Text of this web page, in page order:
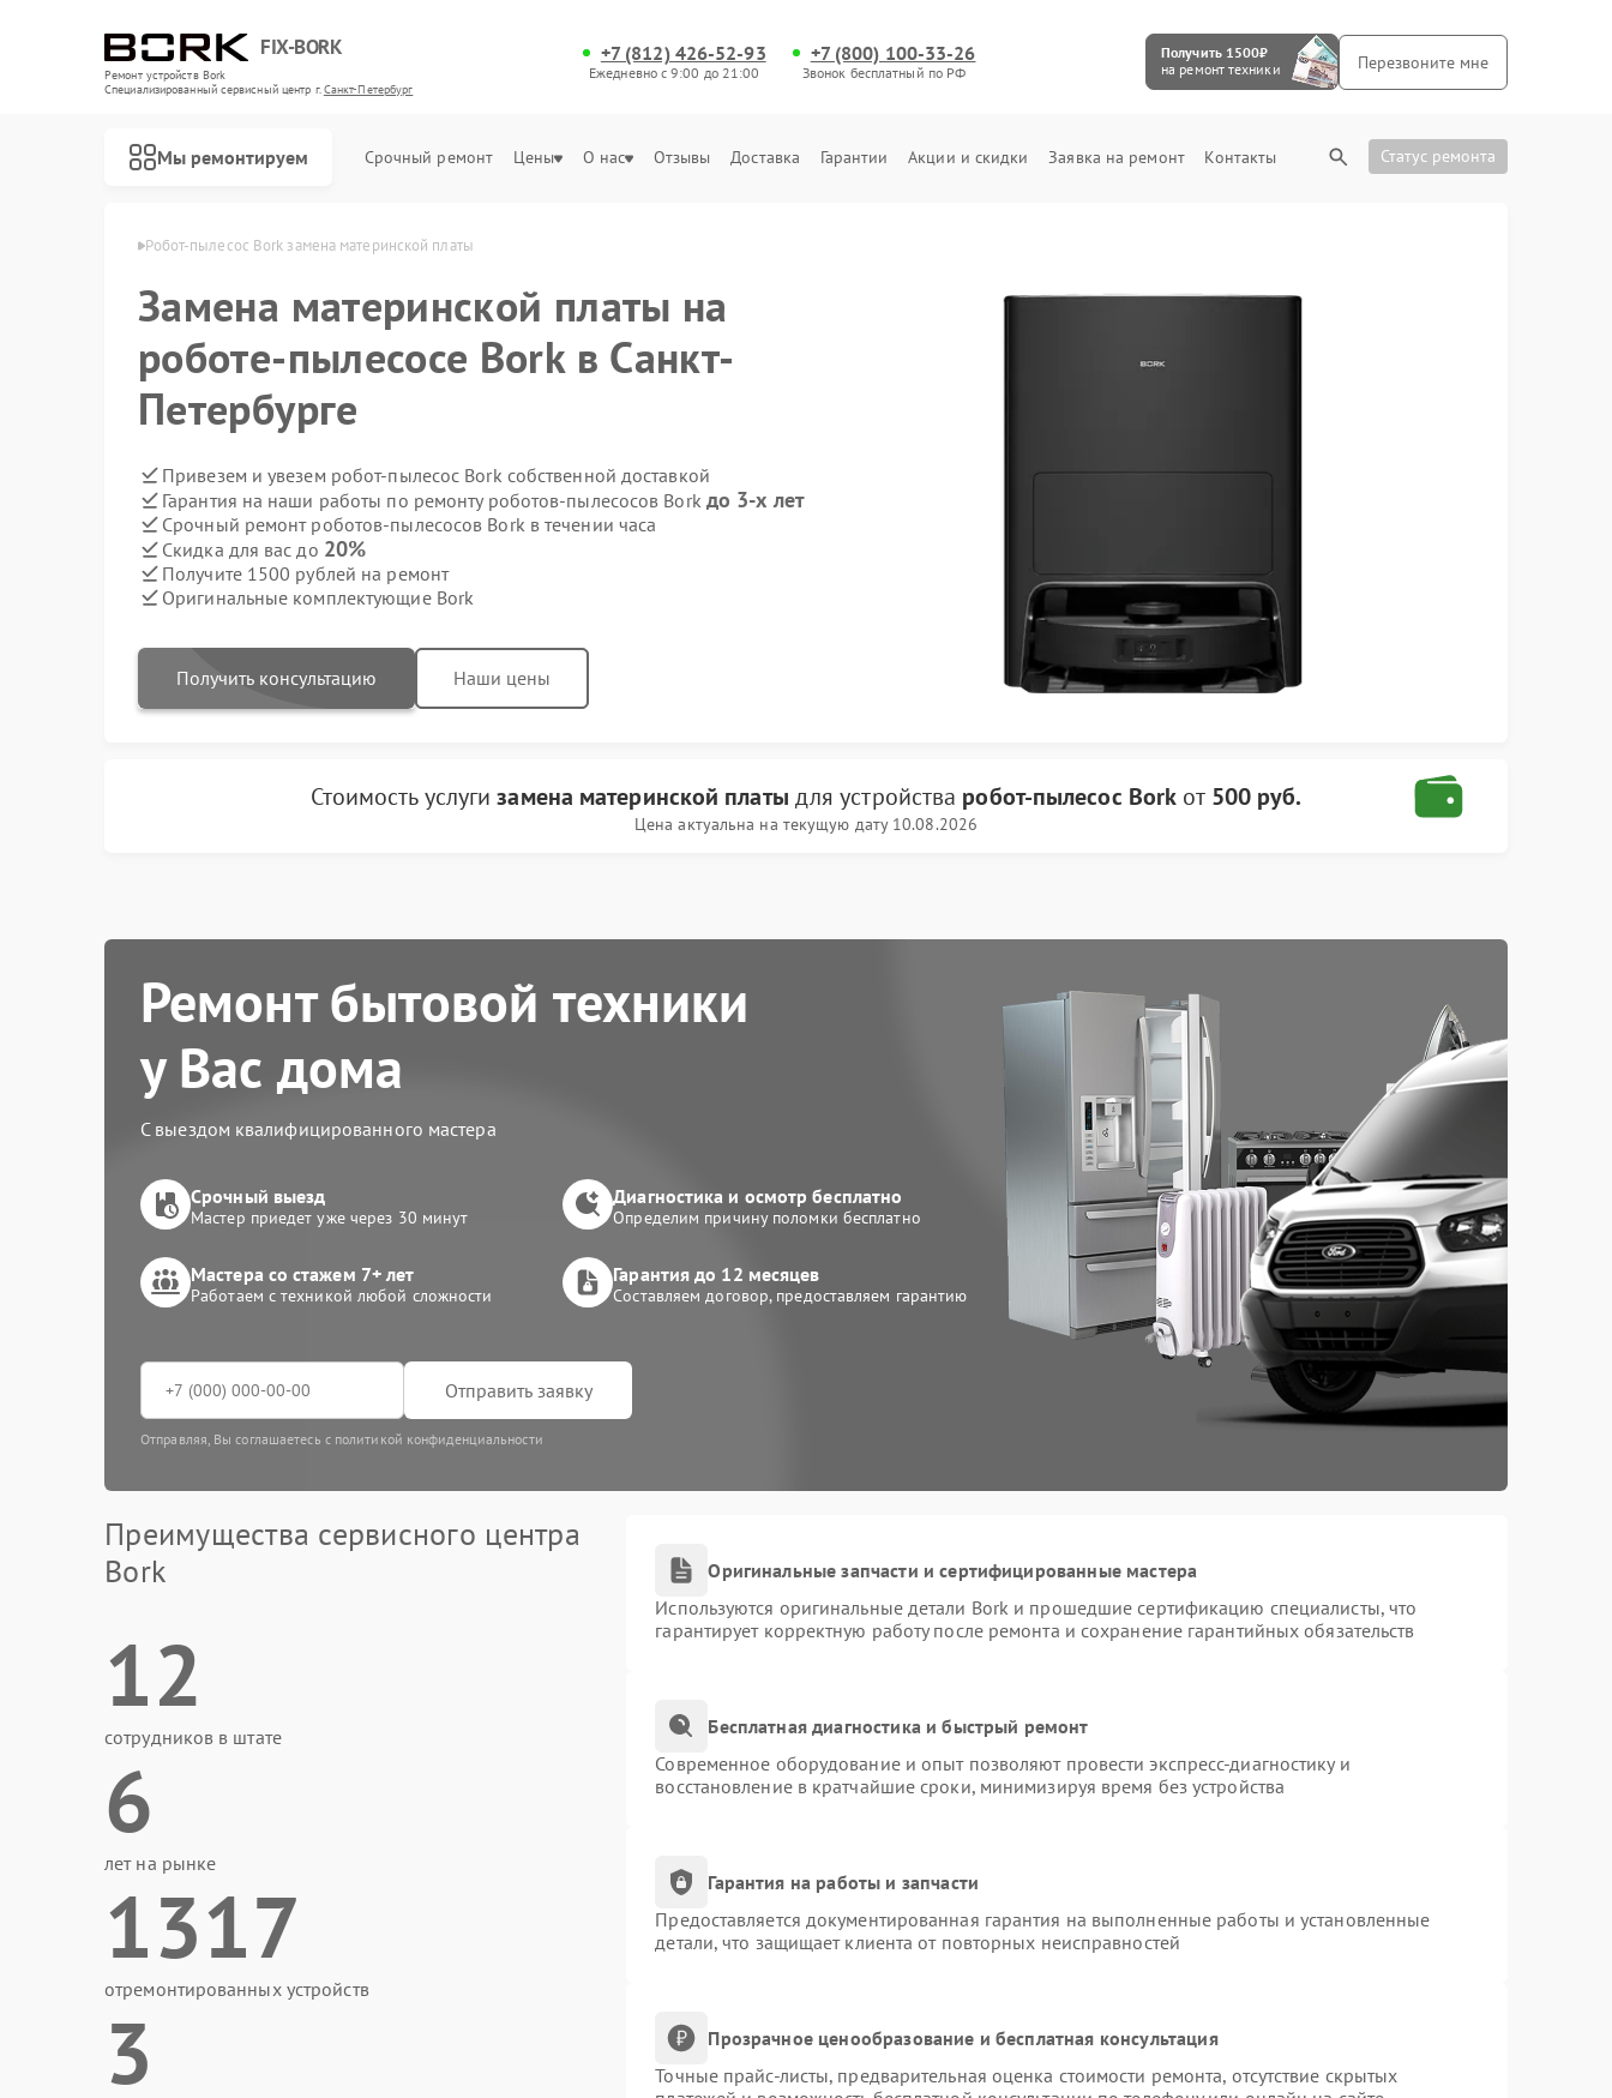
FIX-BORK
Ремонт устройств Bork
Специализированный cервисный центр г.Санкт-Петербург
+7 (812) 426-52-93
Ежедневно с 9:00 до 21:00
+7 (800) 100-33-26
Звонок бесплатный по РФ
Получить 1500₽
на ремонт техники
Перезвоните мне
Мы ремонтируем Срочный ремонт Цены О нас Отзывы Доставка Гарантии Акции и скидки Заявка на ремонт Контакты Статус ремонта
Робот-пылесос Bork замена материнской платы
Замена материнской платы на
роботе-пылесосе Bork в Санкт-
Петербурге
Привезем и увезем робот-пылесос Bork собственной доставкой
Гарантия на наши работы по ремонту роботов-пылесосов Bork до 3-х лет
Срочный ремонт роботов-пылесосов Bork в течении часа
Скидка для вас до 20%
Получите 1500 рублей на ремонт
Оригинальные комплектующие Bork
Получить консультацию Наши цены
Стоимость услугизамена материнской платы для устройства робот-пылесос Bork от 500 руб.
Цена актуальна на текущую дату 10.08.2026
Ремонт бытовой техники
у Вас дома
С выездом квалифицированного мастера
Срочный выезд
Мастер приедет уже через 30 минут
Диагностика и осмотр бесплатно
Определим причину поломки бесплатно
Мастера со стажем 7+ лет
Работаем с техникой любой сложности
Гарантия до 12 месяцев
Составляем договор, предоставляем гарантию
Отправить заявку
Отправляя, Вы соглашаетесь с политикой конфиденциальности
Преимущества сервисного центра
Bork
12
сотрудников в штате
6
лет на рынке
1317
отремонтированных устройств
3
Оригинальные запчасти и сертифицированные мастера
Используются оригинальные детали Bork и прошедшие сертификацию специалисты, что
гарантирует корректную работу после ремонта и сохранение гарантийных обязательств
Бесплатная диагностика и быстрый ремонт
Современное оборудование и опыт позволяют провести экспресс-диагностику и
восстановление в кратчайшие сроки, минимизируя время без устройства
Гарантия на работы и запчасти
Предоставляется документированная гарантия на выполненные работы и установленные
детали, что защищает клиента от повторных неисправностей
Прозрачное ценообразование и бесплатная консультация
Точные прайс-листы, предварительная оценка стоимости ремонта, отсутствие скрытых